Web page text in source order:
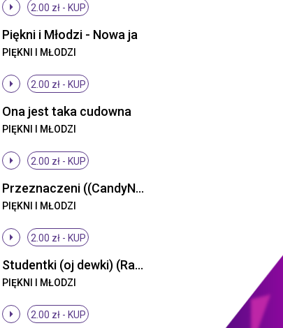
2.00 zł - KUP
Piękni i Młodzi - Nowa ja
PIĘKNI I MŁODZI
2.00 zł - KUP
Ona jest taka cudowna
PIĘKNI I MŁODZI
2.00 zł - KUP
Przeznaczeni ((CandyNoize & Fair Play Remix))
PIĘKNI I MŁODZI
2.00 zł - KUP
Studentki (oj dewki) (Radio Edit)
PIĘKNI I MŁODZI
2.00 zł - KUP